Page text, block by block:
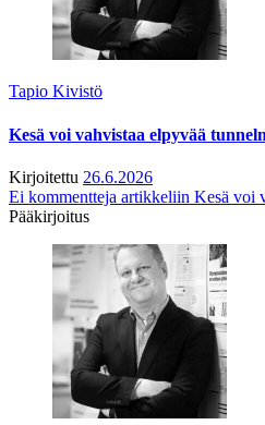
Tapio Kivistö
Kesä voi vahvistaa elpyvää
Kirjoitettu 26.6.2026
Ei kommentteja artikkeliin Kesä voi
Pääkirjoitus